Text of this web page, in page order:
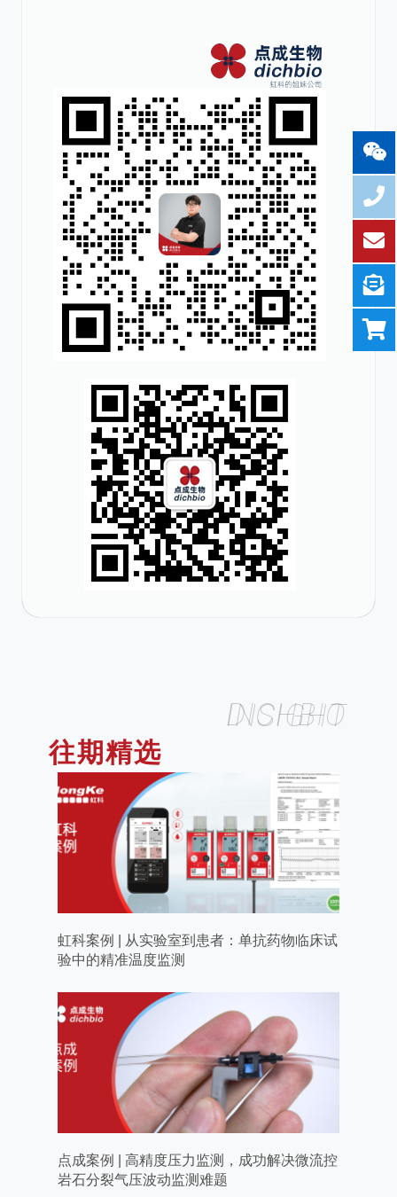
往期精选
DICHBIO INSIGHT
虹科案例 | 从实验室到患者：单抗药物临床试
验中的精准温度监测
点成案例 | 高精度压力监测，成功解决微流控
岩石分裂气压波动监测难题